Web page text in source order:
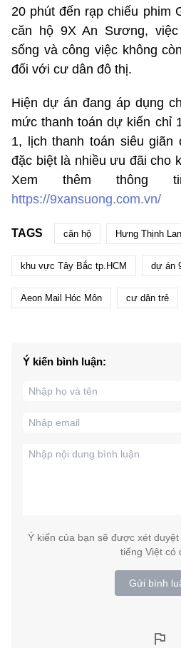
20 phút đến rạp chiếu phim
căn hộ 9X An Sương,
sống và công việc không
đối với cư dân đô thị.
Hiện dự án đang áp dụng
mức thanh toán dự kiến chỉ
1, lịch thanh toán siêu giãn
đặc biệt là nhiều ưu đãi cho
Xem thêm
https://9xansuong.com.vn/
TAGS căn hộ Hưng Thịnh
khu vực Tây Bắc tp.HCM dự án
Aeon Mail Hóc Môn cư dân trẻ
Ý kiến bình luận:
Ý kiến của bạn sẽ được xét
tiếng Việt có
Gửi bình